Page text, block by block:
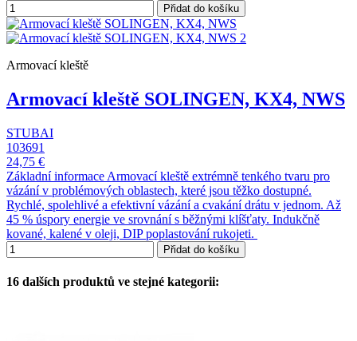
Přidat do košíku
Armovací kleště
Armovací kleště SOLINGEN, KX4, NWS
STUBAI
103691
24,75 €
Základní informace Armovací kleště extrémně tenkého tvaru pro
vázání v problémových oblastech, které jsou těžko dostupné.
Rychlé, spolehlivé a efektivní vázání a cvakání drátu v jednom. Až
45 % úspory energie ve srovnání s běžnými klíšťaty. Indukčně
kované, kalené v oleji, DIP poplastování rukojeti.
Přidat do košíku
16 dalších produktů ve stejné kategorii: